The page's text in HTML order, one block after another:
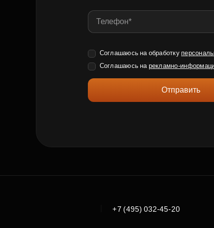
Соглашаюсь на обработку
Соглашаюсь на рекламно-
Отправить
+7 (495) 032-45-20